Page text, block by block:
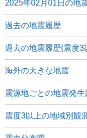
2025年02月01日の地
過去の地震履歴
過去の地震履歴(震度3
海外の大きな地震
震源地ごとの地震発生
震度3以上の地域別観